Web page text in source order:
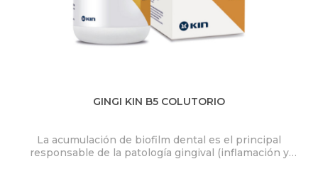
GINGI KIN B5 COLUTORIO
La acumulación de biofilm dental es el principal
responsable de la patología gingival (inflamación y